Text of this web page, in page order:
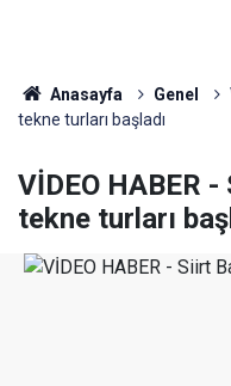
Anasayfa Genel
tekne turları başladı
VİDEO HABER
tekne turları